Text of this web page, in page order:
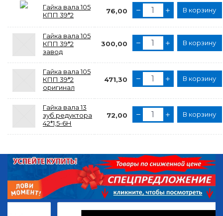
Гайка вала 105
КПП 39*2
76,00 В корзину
Гайка вала 105
КПП 39*2
завод
300,00 В корзину
Гайка вала 105
КПП 39*2
оригинал
471,30 В корзину
Гайка вала 13
зуб.редуктора
42*1,5-6Н
72,00 В корзину